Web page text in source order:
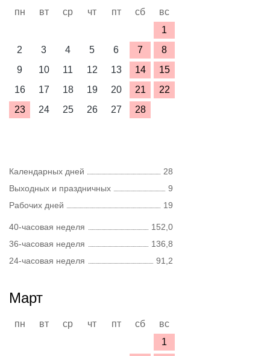
пн вт ср чт пт сб
вс
1
2
3 4 5 6 7
8
9
10 11 12 13 14
15
16
17 18 19 20 21
22
23
24 25 26 27 28
Календарных дней
28
Выходных и праздничных
9
Рабочих дней
19
40-часовая неделя
152,0
36-часовая неделя
136,8
24-часовая неделя
91,2
Март
пн вт ср чт пт сб
вс
1